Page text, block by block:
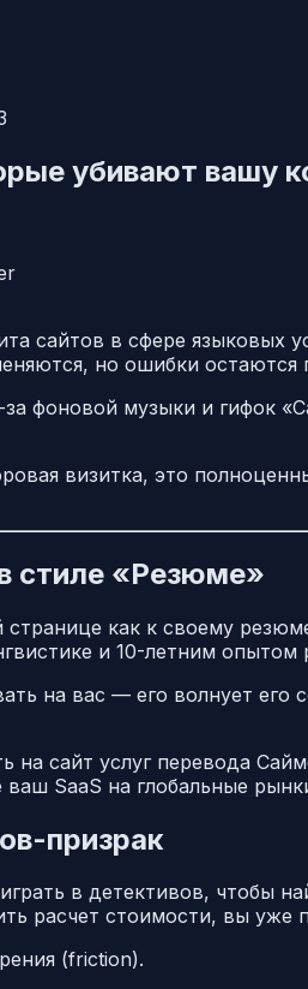
убивают вашу
сайтов в сфере
но ошибки
фоновой музыки и гифок
визитка, это
стиле «Резюме»
странице как к своему
и 10-летним опытом
на вас — его волнует его
на сайт услуг перевода
SaaS на глобальные
призрак
в детективов, чтобы
расчет стоимости, вы уже
(friction).